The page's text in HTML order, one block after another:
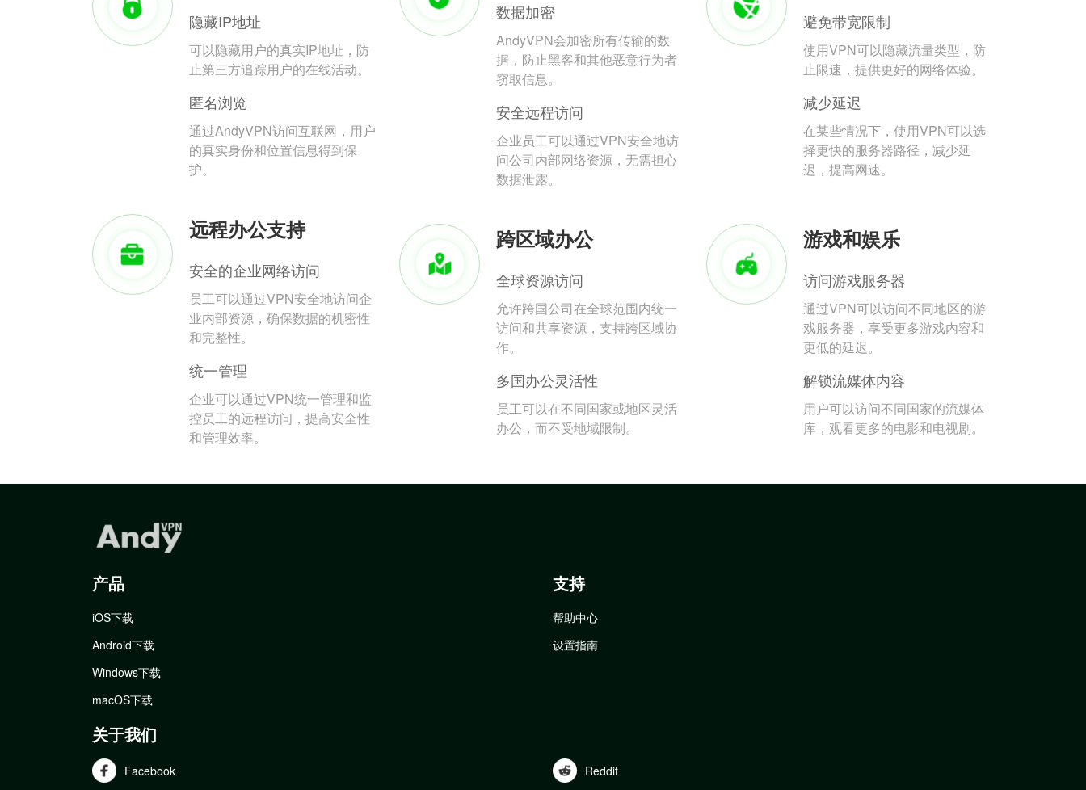
隐藏IP地址
可以隐藏用户的真实IP地址，防
止第三方追踪用户的在线活动。
匿名浏览
通过AndyVPN访问互联网，用户
的真实身份和位置信息得到保
护。
数据加密
AndyVPN会加密所有传输的数
据，防止黑客和其他恶意行为者
窃取信息。
安全远程访问
企业员工可以通过VPN安全地访
问公司内部网络资源，无需担心
数据泄露。
避免带宽限制
使用VPN可以隐藏流量类型，防
止限速，提供更好的网络体验。
减少延迟
在某些情况下，使用VPN可以选
择更快的服务器路径，减少延
迟，提高网速。
远程办公支持
安全的企业网络访问
员工可以通过VPN安全地访问企
业内部资源，确保数据的机密性
和完整性。
统一管理
企业可以通过VPN统一管理和监
控员工的远程访问，提高安全性
和管理效率。
跨区域办公
全球资源访问
允许跨国公司在全球范围内统一
访问和共享资源，支持跨区域协
作。
多国办公灵活性
员工可以在不同国家或地区灵活
办公，而不受地域限制。
游戏和娱乐
访问游戏服务器
通过VPN可以访问不同地区的游
戏服务器，享受更多游戏内容和
更低的延迟。
解锁流媒体内容
用户可以访问不同国家的流媒体
库，观看更多的电影和电视剧。
产品
iOS下载
Android下载
Windows下载
macOS下载
支持
帮助中心
设置指南
关于我们
Facebook Reddit